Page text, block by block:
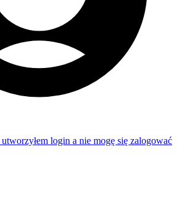
utworzyłem login a nie mogę się zalogować